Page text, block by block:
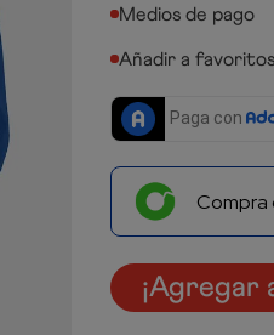
Medios de pago
¡Agregar